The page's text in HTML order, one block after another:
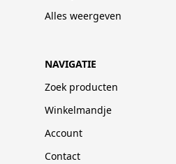
Alles weergeven
NAVIGATIE
Zoek producten
Winkelmandje
Account
Contact